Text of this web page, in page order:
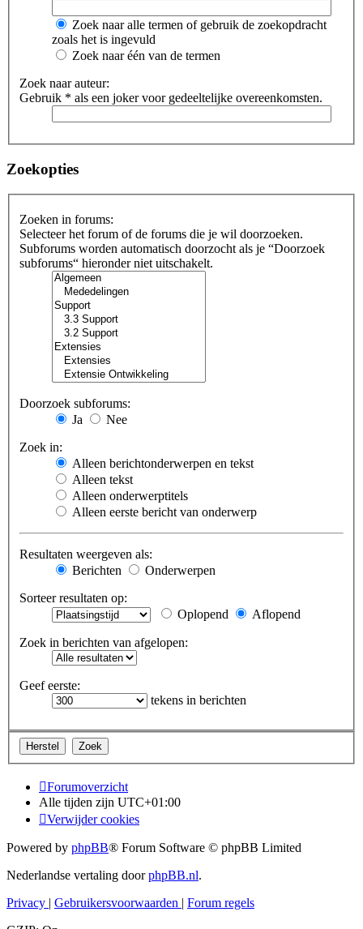
Zoek naar alle termen of gebruik de zoekopdracht
zoals het is ingevuld
Zoek naar één van de termen
Zoek naar auteur:
Gebruik * als een joker voor gedeeltelijke overeenkomsten.
Zoekopties
Zoeken in forums:
Selecteer het forum of de forums die je wil doorzoeken.
Subforums worden automatisch doorzocht als je “Doorzoek
subforums“ hieronder niet uitschakelt.
Doorzoek subforums:
Ja
Nee
Zoek in:
Alleen berichtonderwerpen en tekst
Alleen tekst
Alleen onderwerptitels
Alleen eerste bericht van onderwerp
Resultaten weergeven als:
Berichten
Onderwerpen
Sorteer resultaten op:
Oplopend
Aflopend
Zoek in berichten van afgelopen:
Geef eerste:
tekens in berichten
Forumoverzicht
Alle tijden zijn UTC+01:00
Verwijder cookies
Powered by phpBB® Forum Software © phpBB Limited
Nederlandse vertaling doorphpBB.nl.
Privacy | Gebruikersvoorwaarden | Forum regels